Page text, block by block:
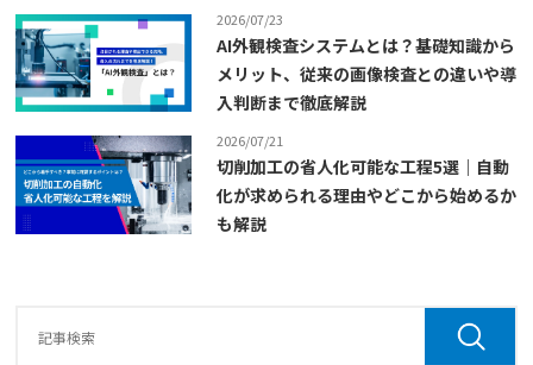
2026/07/23
AI外観検査システムとは？基礎知識から
メリット、従来の画像検査との違いや導
入判断まで徹底解説
2026/07/21
切削加工の省人化可能な工程5選｜自動
化が求められる理由やどこから始めるか
も解説